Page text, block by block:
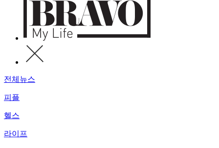
전체뉴스
피플
헬스
라이프